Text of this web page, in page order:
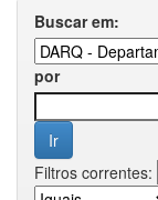
Buscar em:
por
Filtros correntes: